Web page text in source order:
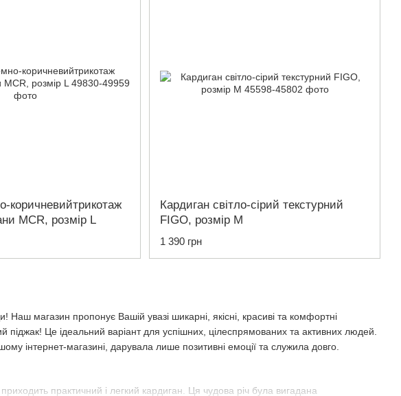
магазин пропонує Вашій увазі шикарні, якісні, красиві та комфортні
піджак! Це ідеальний варіант для успішних, цілеспрямованих та активних людей.
інтернет-магазині, дарувала лише позитивні емоції та служила довго.
практичний і легкий кардиган. Ця чудова річ була вигадана
коричневийтрикотаж
MCR, розмір L
Кардиган світло-сірий текстурний
FIGO, розмір M
1 390 грн